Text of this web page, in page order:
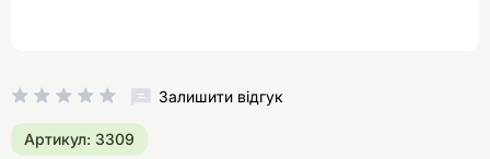
Залишити відгук
Артикул: 3309